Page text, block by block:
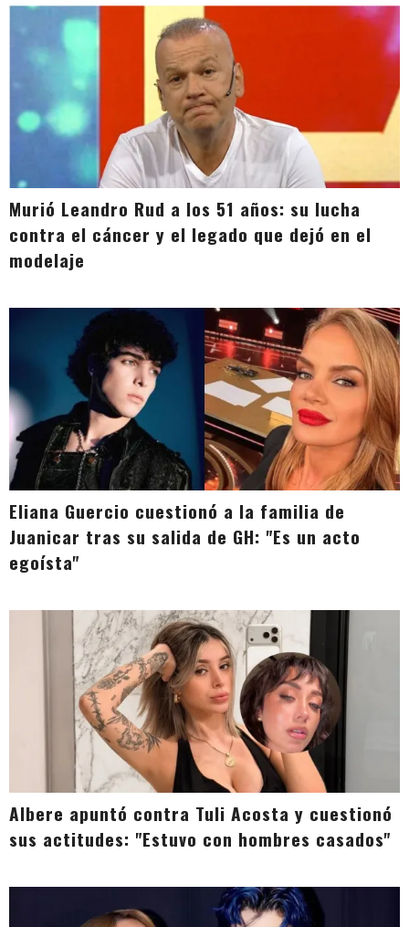
Murió Leandro Rud a los 51 años: su lucha
contra el cáncer y el legado que dejó en el
modelaje
Eliana Guercio cuestionó a la familia de
Juanicar tras su salida de GH: "Es un acto
egoísta"
Albere apuntó contra Tuli Acosta y cuestionó
sus actitudes: "Estuvo con hombres casados"